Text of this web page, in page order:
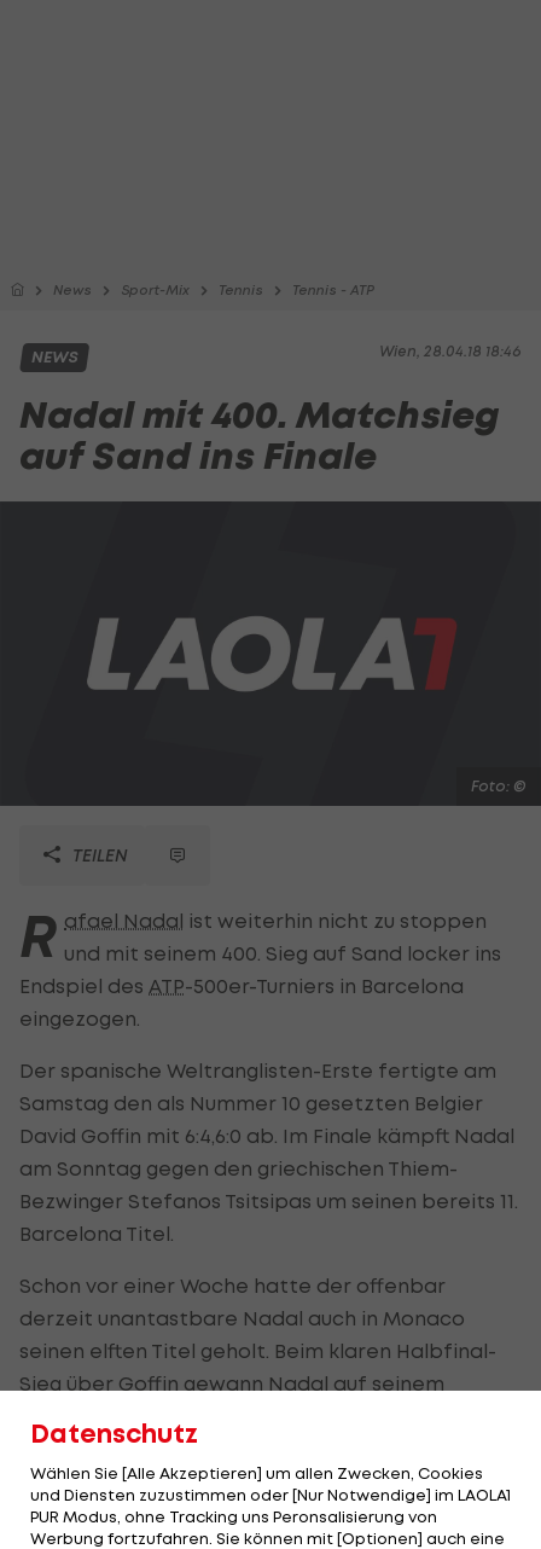
News Sport-Mix Tennis Tennis - ATP
Wien, 28.04.18 18:46
NEWS
Nadal mit 400. Matchsieg
auf Sand ins Finale
Foto: ©
TEILEN
R afael Nadal ist weiterhin nicht zu stoppen
und mit seinem 400. Sieg auf Sand locker ins
Endspiel des ATP-500er-Turniers in Barcelona
eingezogen.
Der spanische Weltranglisten-Erste fertigte am
Samstag den als Nummer 10 gesetzten Belgier
David Goffin mit 6:4,6:0 ab. Im Finale kämpft Nadal
am Sonntag gegen den griechischen Thiem-
Bezwinger Stefanos Tsitsipas um seinen bereits 11.
Barcelona Titel.
Schon vor einer Woche hatte der offenbar
derzeit unantastbare Nadal auch in Monaco
seinen elften Titel geholt. Beim klaren Halbfinal-
Sieg über Goffin gewann Nadal auf seinem
Serie.
Erster Grieche in ATP-Finale
Datenschutz
Wählen Sie [Alle Akzeptieren] um allen Zwecken, Cookies
und Diensten zuzustimmen oder [Nur Notwendige] im LAOLA1
PUR Modus, ohne Tracking uns Peronsalisierung von
Werbung fortzufahren. Sie können mit [Optionen] auch eine